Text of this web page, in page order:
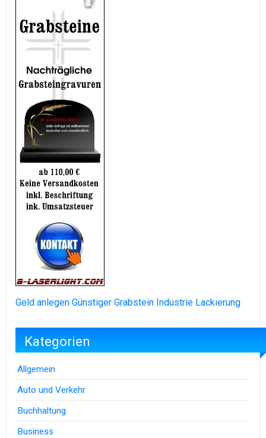
Geld anlegen Günstiger Grabstein Industrie Lackierung
Kategorien
Allgemein
Auto und Verkehr
Buchhaltung
Business